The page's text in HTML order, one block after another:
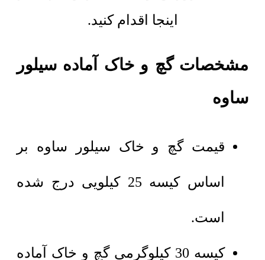
اینجا اقدام کنید.
مشخصات گچ و خاک آماده سیلور
ساوه
قیمت گچ و خاک سیلور ساوه بر
اساس کیسه 25 کیلویی درج شده
است.
کیسه 30 کیلوگرمی گچ و خاک آماده